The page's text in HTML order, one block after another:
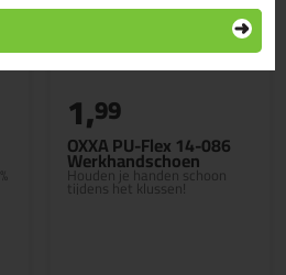
OXXA PU-Flex 14-086
Werkhandschoen
Houden je handen schoon
tijdens het klussen!
1,99